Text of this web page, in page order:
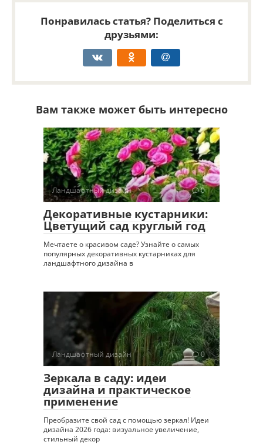
Понравилась статья? Поделиться с
друзьями:
Вам также может быть интересно
Ландшафтный дизайн 0
Декоративные кустарники:
Цветущий сад круглый год
Мечтаете о красивом саде? Узнайте о самых
популярных декоративных кустарниках для
ландшафтного дизайна в
Ландшафтный дизайн 0
Зеркала в саду: идеи
дизайна и практическое
применение
Преобразите свой сад с помощью зеркал! Идеи
дизайна 2026 года: визуальное увеличение,
стильный декор